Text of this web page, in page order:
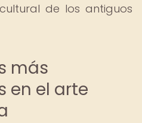
de los antiguos
más
en el arte